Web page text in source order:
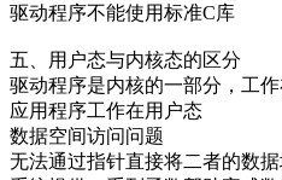
驱动程序不能使用标准C库
五、用户态与内核态的区分
驱动程序是内核的一部分，工
应用程序工作在用户态
数据空间访问问题
无法通过指针直接将二者的数